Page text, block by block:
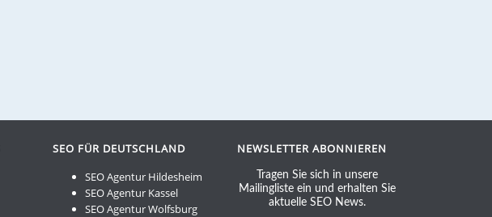
SEO FÜR DEUTSCHLAND
SEO Agentur Hildesheim
SEO Agentur Kassel
SEO Agentur Wolfsburg
NEWSLETTER ABONNIEREN
Tragen Sie sich in unsere
Mailingliste ein und erhalten Sie
aktuelle SEO News.